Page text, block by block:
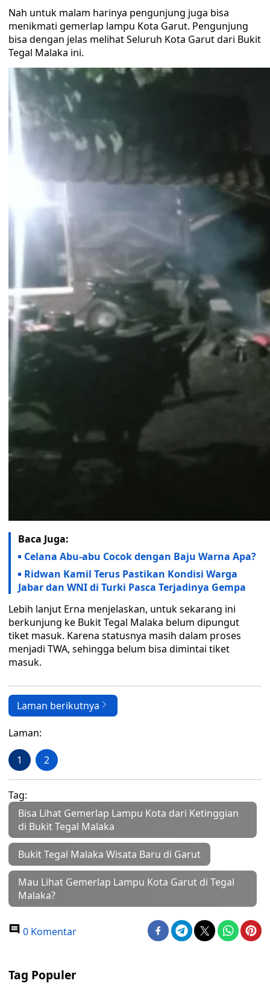
Nah untuk malam harinya pengunjung juga bisa
menikmati gemerlap lampu Kota Garut. Pengunjung
bisa dengan jelas melihat Seluruh Kota Garut dari Bukit
Tegal Malaka ini.
Baca Juga:
Celana Abu-abu Cocok dengan Baju Warna Apa?
Ridwan Kamil Terus Pastikan Kondisi Warga
Jabar dan WNI di Turki Pasca Terjadinya Gempa
Lebih lanjut Erna menjelaskan, untuk sekarang ini
berkunjung ke Bukit Tegal Malaka belum dipungut
tiket masuk. Karena statusnya masih dalam proses
menjadi TWA, sehingga belum bisa dimintai tiket
masuk.
Laman berikutnya
Laman:
1 2
Tag:
Bisa Lihat Gemerlap Lampu Kota dari Ketinggian
di Bukit Tegal Malaka
Bukit Tegal Malaka Wisata Baru di Garut
Mau Lihat Gemerlap Lampu Kota Garut di Tegal
Malaka?
0 Komentar
Tag Populer